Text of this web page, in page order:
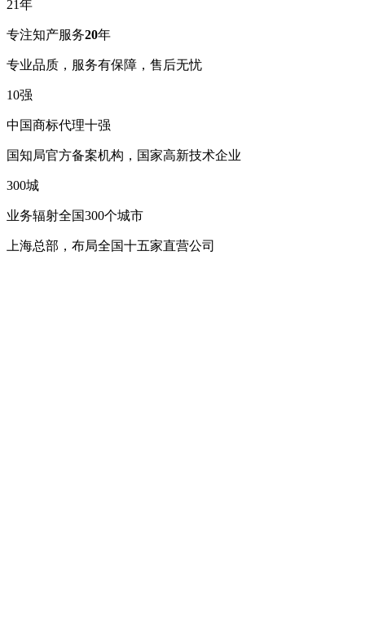
21年
专注知产服务20年
专业品质，服务有保障，售后无忧
10强
中国商标代理十强
国知局官方备案机构，国家高新技术企业
300城
业务辐射全国300个城市
上海总部，布局全国十五家直营公司